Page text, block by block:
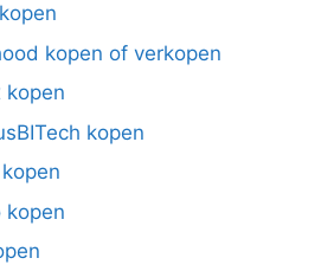
kopen of verkopen
kopen
kopen
kopen